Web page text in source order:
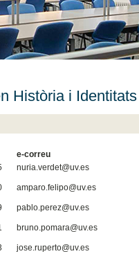
Història i
e-correu
nuria.verdet@uv.es
amparo.felipo@uv.es
pablo.perez@uv.es
bruno.pomara@uv.es
jose.ruperto@uv.es